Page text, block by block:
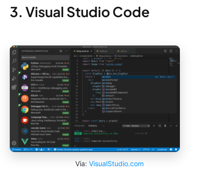
3. Visual Studio Code
Via: VisualStudio.com